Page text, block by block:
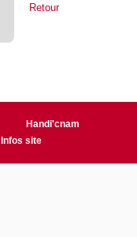
Retour
Handi'cnam
Infos site